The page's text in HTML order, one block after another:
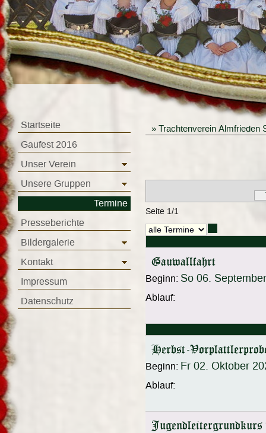
Startseite
Gaufest 2016
Unser Verein
Unsere Gruppen
Termine
Presseberichte
Bildergalerie
Kontakt
Impressum
Datenschutz
» Trachtenverein Almfrieden
Seite 1/1
Gauwallfahrt
Beginn: So 06.
Ablauf:
Herbst-
Beginn: Fr 02. Oktober
Ablauf: